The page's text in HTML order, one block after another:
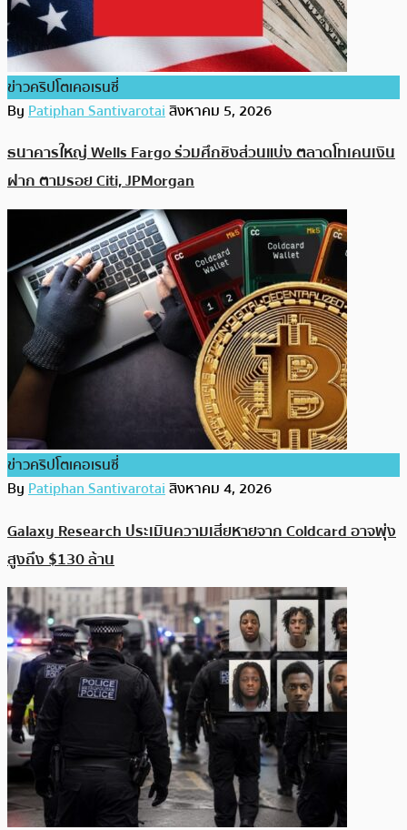
ข่าวคริปโตเคอเรนซี่
ByPatiphan Santivarotaiสิงหาคม 5, 2026
ธนาคารใหญ่ Wells Fargo ร่วมศึกชิงส่วนแบ่ง ตลาดโทเคนเงิน
ฝาก ตามรอย Citi, JPMorgan
ข่าวคริปโตเคอเรนซี่
ByPatiphan Santivarotaiสิงหาคม 4, 2026
Galaxy Research ประเมินความเสียหายจาก Coldcard อาจพุ่ง
สูงถึง $130 ล้าน